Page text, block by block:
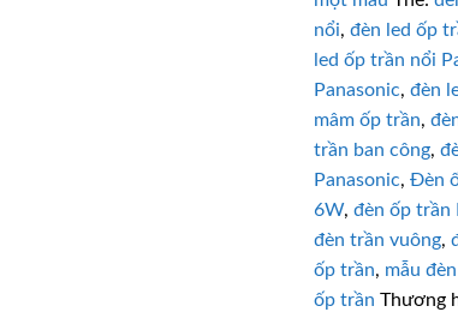
NNNC7633588
trung
tính
số
lượng
nổi, đèn led ốp
led ốp trần nổi
Panasonic, đèn
mâm ốp trần,
trần ban công,
Panasonic, Đèn
6W, đèn ốp trần
đèn trần vuông,
ốp trần, mẫu
ốp trần Thương